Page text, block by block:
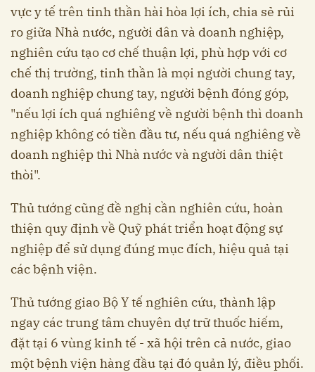
vực y tế trên tinh thần hài hòa lợi ích, chia sẻ rủi
ro giữa Nhà nước, người dân và doanh nghiệp,
nghiên cứu tạo cơ chế thuận lợi, phù hợp với cơ
chế thị trường, tinh thần là mọi người chung tay,
doanh nghiệp chung tay, người bệnh đóng góp,
"nếu lợi ích quá nghiêng về người bệnh thì doanh
nghiệp không có tiền đầu tư, nếu quá nghiêng về
doanh nghiệp thì Nhà nước và người dân thiệt
thòi".
Thủ tướng cũng đề nghị cần nghiên cứu, hoàn
thiện quy định về Quỹ phát triển hoạt động sự
nghiệp để sử dụng đúng mục đích, hiệu quả tại
các bệnh viện.
Thủ tướng giao Bộ Y tế nghiên cứu, thành lập
ngay các trung tâm chuyên dự trữ thuốc hiếm,
đặt tại 6 vùng kinh tế - xã hội trên cả nước, giao
một bệnh viện hàng đầu tại đó quản lý, điều phối.